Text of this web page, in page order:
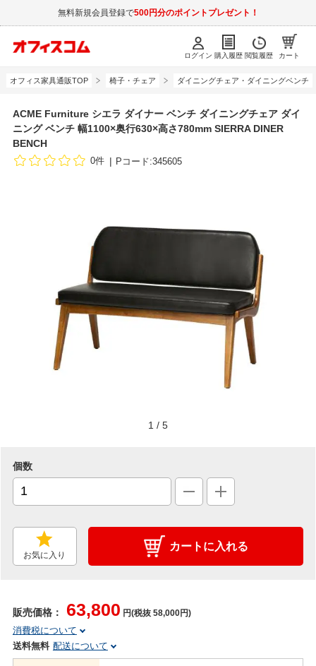
無料新規会員登録で500円分のポイントプレゼント！
ログイン 購入履歴 閲覧履歴 カート
オフィス家具通販TOP 椅子・チェア ダイニングチェア・ダイニングベンチ
ACME Furniture シエラ ダイナー ベンチ ダイニングチェア ダイ
ニング ベンチ 幅1100×奥行630×高さ780mm SIERRA DINER
BENCH
0件 Pコード:345605
1 / 5
個数
お気に入り
カートに入れる
販売価格： 63,800 円(税抜 58,000円)
消費税について
送料無料 配送について